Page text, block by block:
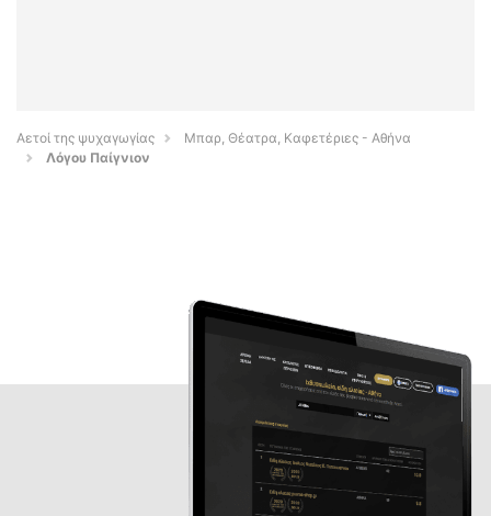
Αετοί της ψυχαγωγίας
Μπαρ, Θέατρα, Καφετέριες - Αθήνα
Λόγου Παίγνιον